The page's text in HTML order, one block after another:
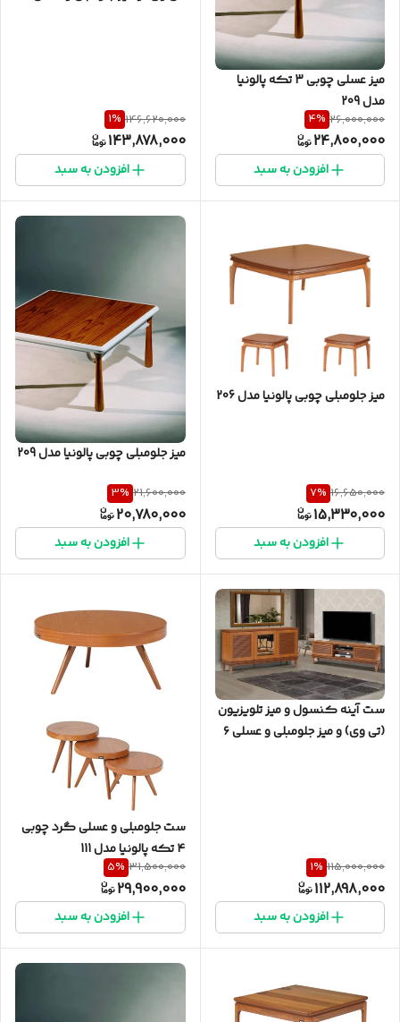
میز عسلی چوبی 3 تکه پالونیا
مدل 209
26,000,000
4%
24,800,000
افزودن به سبد
146,620,000
1%
143,878,000
افزودن به سبد
میز جلومبلی چوبی پالونیا مدل 206
16,650,000
7%
15,330,000
افزودن به سبد
میز جلومبلی چوبی پالونیا مدل 209
21,600,000
3%
20,780,000
افزودن به سبد
ست آینه کنسول و میز تلویزیون
(تی وی) و میز جلومبلی و عسلی ۶
115,000,000
1%
112,898,000
افزودن به سبد
ست جلومبلی و عسلی گرد چوبی
۴ تکه پالونیا مدل 111
31,500,000
5%
29,900,000
افزودن به سبد